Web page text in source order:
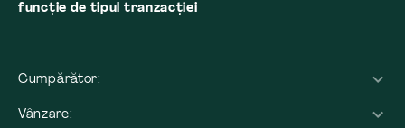
funcție de tipul tranzacției
Cumpărător:
Vânzare: